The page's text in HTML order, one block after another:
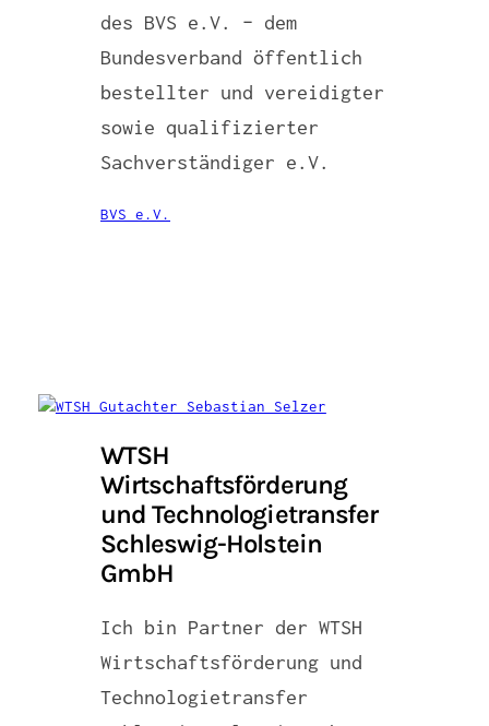
des BVS e.V. – dem
Bundesverband öffentlich
bestellter und vereidigter
sowie qualifizierter
Sachverständiger e.V.
BVS e.V.
WTSH
Wirtschaftsförderung
und Technologietransfer
Schleswig-Holstein
GmbH
Ich bin Partner der WTSH
Wirtschaftsförderung und
Technologietransfer